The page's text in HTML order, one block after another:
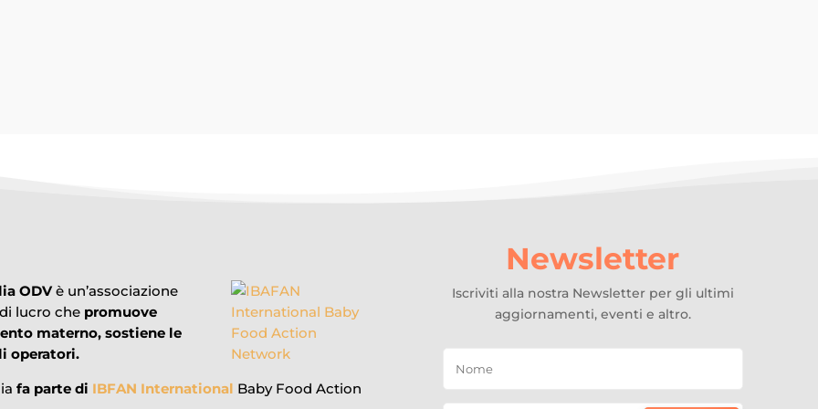
ODVè un’associazione
lucro che promuove
materno, sostiene le
operatori.
fa parte di IBFAN International Baby Food Action
Newsletter
Iscriviti alla nostra Newsletter per gli ultimi
aggiornamenti, eventi e altro.